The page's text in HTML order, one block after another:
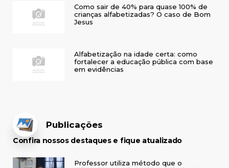
Como sair de 40% para quase 100% de
crianças alfabetizadas? O caso de Bom
Jesus
Alfabetização na idade certa: como
fortalecer a educação pública com base
em evidências
Publicações
Confira nossos destaques e fique atualizado
Professor utiliza método que o